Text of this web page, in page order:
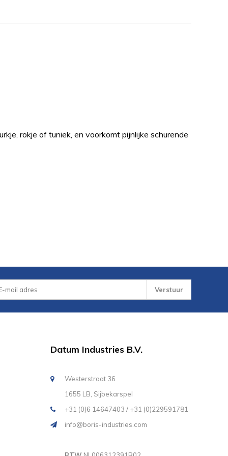
rokje of tuniek, en voorkomt pijnlijke schurende
Verstuur
Datum Industries B.V.
Westerstraat 36
1655 LB, Sijbekarspel
+31 (0)6 14647403 / +31 (0)229591781
info@boris-industries.com